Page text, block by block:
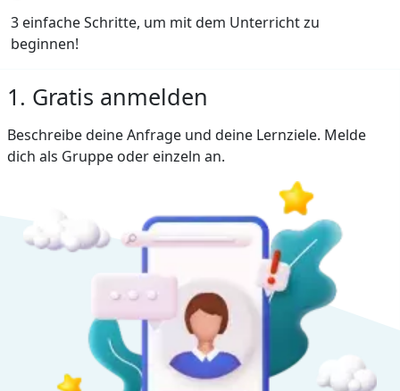
3 einfache Schritte, um mit dem Unterricht zu
beginnen!
1. Gratis anmelden
Beschreibe deine Anfrage und deine Lernziele. Melde
dich als Gruppe oder einzeln an.